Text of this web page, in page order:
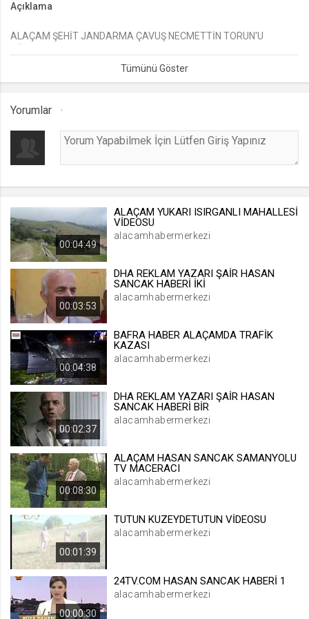
.web.tv
Seçilen dil tercihini tutmak
.web.tv
[hash]
.web.tv
Site içeriği önerme
1 yıl
voteLike*
.web.tv
1 ay
.web.tv
Açıklama
ALAÇAM ŞEHİT JANDARMA ÇAVUŞ NECMETTİN TORUN'U
Yorumlar
00:04:49
ALAÇAM YUKARI ISIRGANLI MAHALLESİ
VİDEOSU
alacamhabermerkezi
00:03:53
DHA REKLAM YAZARI ŞAİR HASAN
SANCAK HABERİ İKİ
alacamhabermerkezi
00:04:38
BAFRA HABER ALAÇAMDA TRAFİK
KAZASI
alacamhabermerkezi
00:02:37
DHA REKLAM YAZARI ŞAİR HASAN
SANCAK HABERİ BİR
alacamhabermerkezi
00:08:30
ALAÇAM HASAN SANCAK SAMANYOLU
TV MACERACI
alacamhabermerkezi
00:01:39
TUTUN KUZEYDETUTUN VİDEOSU
alacamhabermerkezi
00:00:30
24TV.COM HASAN SANCAK HABERİ 1
alacamhabermerkezi